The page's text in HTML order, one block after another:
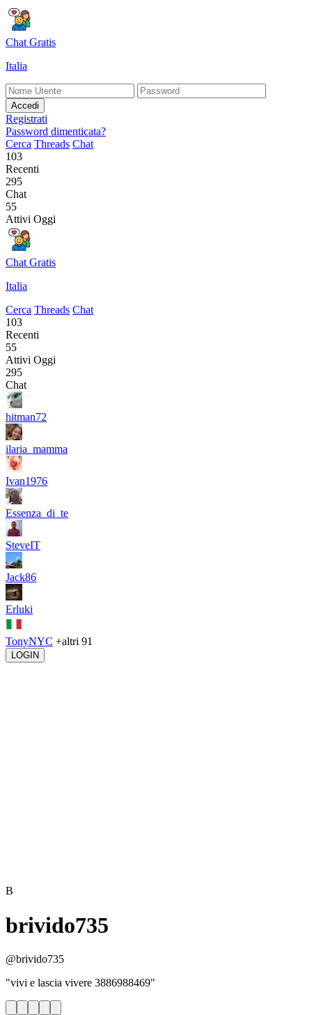
Chat Gratis
Italia
Accedi
Registrati
Password dimenticata?
Cerca Threads Chat
103
Recenti
295
Chat
55
Attivi Oggi
Chat Gratis
Italia
Cerca Threads Chat
103
Recenti
55
Attivi Oggi
295
Chat
hitman72
ilaria_mamma
Ivan1976
Essenza_di_te
SteveIT
Jack86
Erluki
TonyNYC +altri 91
LOGIN
B
brivido735
@brivido735
"vivi e lascia vivere 3886988469"